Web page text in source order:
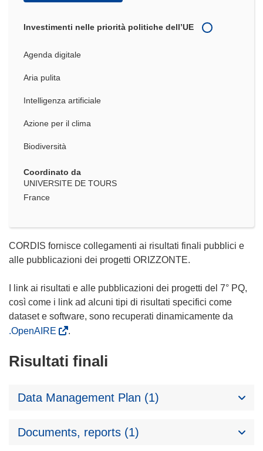
Investimenti nelle priorità politiche dell’UE
Agenda digitale
Aria pulita
Intelligenza artificiale
Azione per il clima
Biodiversità
Coordinato da
UNIVERSITE DE TOURS
France
CORDIS fornisce collegamenti ai risultati finali pubblici e
alle pubblicazioni dei progetti ORIZZONTE.
I link ai risultati e alle pubblicazioni dei progetti del 7° PQ,
così come i link ad alcuni tipi di risultati specifici come
dataset e software, sono recuperati dinamicamente da
.OpenAIRE
.
Risultati finali
Data Management Plan (1)
Documents, reports (1)